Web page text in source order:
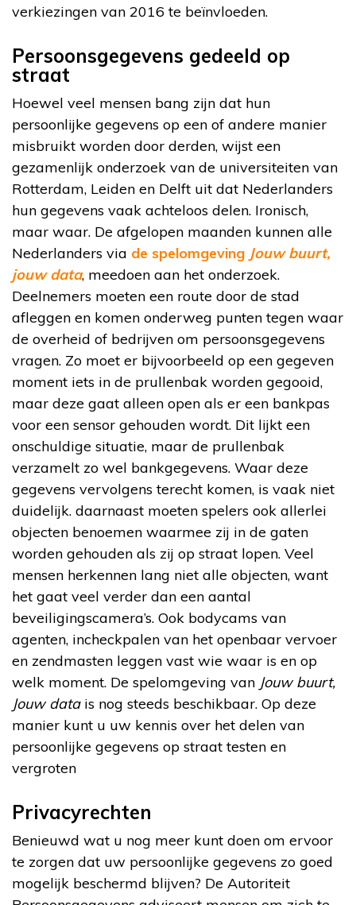
verkiezingen van 2016 te beïnvloeden.
Persoonsgegevens gedeeld op
straat
Hoewel veel mensen bang zijn dat hun
persoonlijke gegevens op een of andere manier
misbruikt worden door derden, wijst een
gezamenlijk onderzoek van de universiteiten van
Rotterdam, Leiden en Delft uit dat Nederlanders
hun gegevens vaak achteloos delen. Ironisch,
maar waar. De afgelopen maanden kunnen alle
Nederlanders via de spelomgeving Jouw buurt,
jouw data, meedoen aan het onderzoek.
Deelnemers moeten een route door de stad
afleggen en komen onderweg punten tegen waar
de overheid of bedrijven om persoonsgegevens
vragen. Zo moet er bijvoorbeeld op een gegeven
moment iets in de prullenbak worden gegooid,
maar deze gaat alleen open als er een bankpas
voor een sensor gehouden wordt. Dit lijkt een
onschuldige situatie, maar de prullenbak
verzamelt zo wel bankgegevens. Waar deze
gegevens vervolgens terecht komen, is vaak niet
duidelijk. daarnaast moeten spelers ook allerlei
objecten benoemen waarmee zij in de gaten
worden gehouden als zij op straat lopen. Veel
mensen herkennen lang niet alle objecten, want
het gaat veel verder dan een aantal
beveiligingscamera’s. Ook bodycams van
agenten, incheckpalen van het openbaar vervoer
en zendmasten leggen vast wie waar is en op
welk moment. De spelomgeving van Jouw buurt,
Jouw datais nog steeds beschikbaar. Op deze
manier kunt u uw kennis over het delen van
persoonlijke gegevens op straat testen en
vergroten
Privacyrechten
Benieuwd wat u nog meer kunt doen om ervoor
te zorgen dat uw persoonlijke gegevens zo goed
mogelijk beschermd blijven? De Autoriteit